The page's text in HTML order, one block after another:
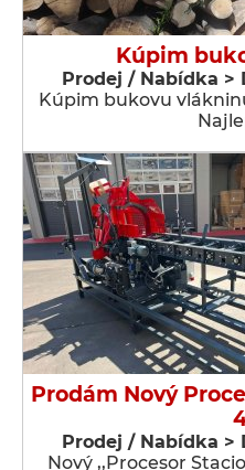
Kúpim
Prodej / Nabídka >
Kúpim bukovu
Prodám Nový
Prodej / Nabídka >
Nový ,,Procesor